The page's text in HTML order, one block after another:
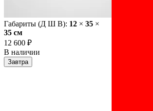
Габариты (Д Ш В): 12 × 35 ×
35 cм
12 600 ₽
В наличии
Завтра